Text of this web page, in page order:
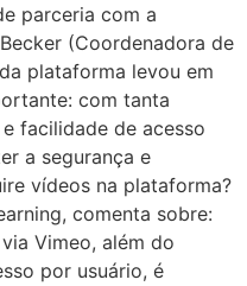
parceria com a
(Coordenadora de
plataforma levou em
com tanta
facilidade de acesso
a segurança e
vídeos na plataforma?
comenta sobre:
Vimeo, além do
por usuário, é